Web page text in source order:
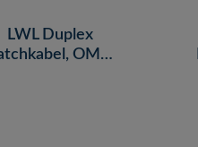
LWL Duplex
OM4,